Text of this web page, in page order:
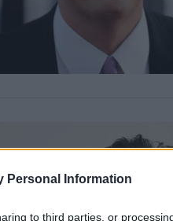
Personal Information
to third parties, or